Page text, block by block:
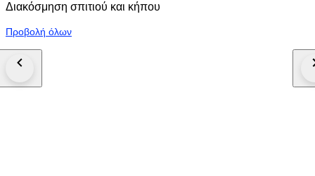
Διακόσμηση σπιτιού και κήπου
Προβολή όλων